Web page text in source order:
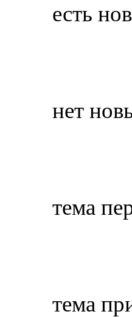
есть
нет
тема
тема